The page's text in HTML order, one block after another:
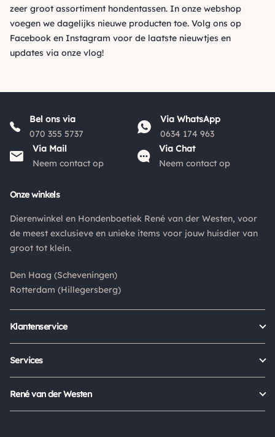
zeer groot assortiment hondentassen. In onze webshop
voegen we dagelijks nieuwe producten toe. Volg ons op
Facebook en Instagram voor de laatste nieuwtjes en
updates via onze vlog!
Bel ons via
070 355 5737
Via WhatsApp
0634 174 963
Via Mail
Neem contact op
Via Chat
Neem contact op
Onze winkels
Dierenwinkel en Hondenboetiek René van der Westen, voor
de meest exclusieve en unieke items voor jouw huisdier van
groot tot klein.
Den Haag (Scheveningen)
Rotterdam (Hillegersberg)
Klantenservice
Retour aanmelden
Status bestelling
Mijn account
Services
Algemene voorwaarden
René van der Westen